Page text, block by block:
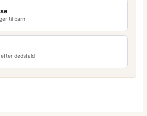
til barn
dødsfald